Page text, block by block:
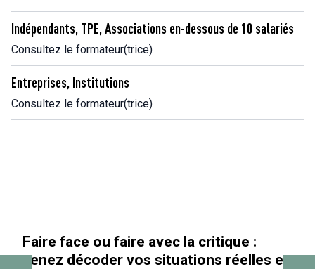
Indépendants, TPE, Associations en-dessous de 10 salariés
Consultez le formateur(trice)
Entreprises, Institutions
Consultez le formateur(trice)
Faire face ou faire avec la critique :
venez décoder vos situations réelles en